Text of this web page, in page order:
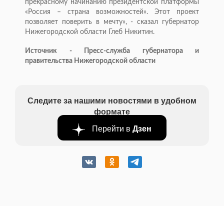
прекрасному начинанию президентской платформы
«Россия – страна возможностей». Этот проект
позволяет поверить в мечту», - сказал губернатор
Нижегородской области Глеб Никитин.
Источник - Пресс-служба губернатора и
правительства Нижегородской области
Следите за нашими новостями в удобном
формате
Перейти в Дзен